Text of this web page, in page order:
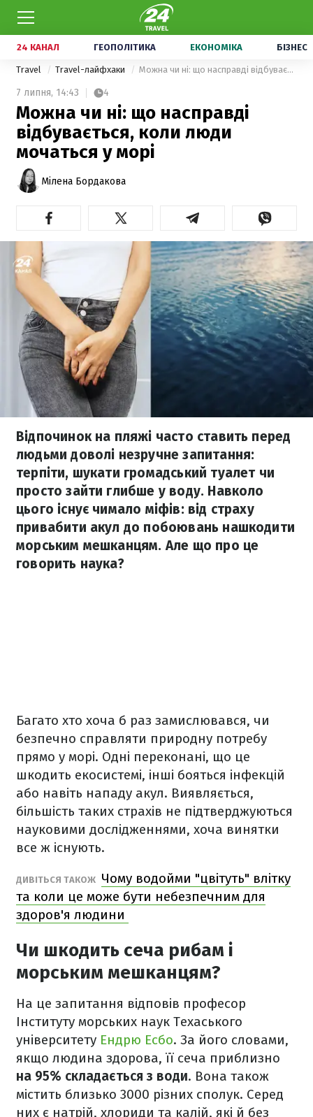
24 КАНАЛ ГЕОПОЛІТИКА ЕКОНОМІКА БІЗНЕС
Travel Travel-лайфхаки Можна чи ні: що насправді відбувається, коли люди мочаться у морі
7 липня, 14:43 4
Можна чи ні: що насправді
відбувається, коли люди
мочаться у морі
Мілена Бордакова
Відпочинок на пляжі часто ставить перед
людьми доволі незручне запитання:
терпіти, шукати громадський туалет чи
просто зайти глибше у воду. Навколо
цього існує чимало міфів: від страху
привабити акул до побоювань нашкодити
морським мешканцям. Але що про це
говорить наука?
Багато хто хоча б раз замислювався, чи
безпечно справляти природну потребу
прямо у морі. Одні переконані, що це
шкодить екосистемі, інші бояться інфекцій
або навіть нападу акул. Виявляється,
більшість таких страхів не підтверджуються
науковими дослідженнями, хоча винятки
все ж існують.
ДИВІТЬСЯ ТАКОЖ Чому водойми "цвітуть" влітку
та коли це може бути небезпечним для
здоров'я людини
Чи шкодить сеча рибам і
морським мешканцям?
На це запитання відповів професор
Інституту морських наук Техаського
університету Ендрю Есбо. За його словами,
якщо людина здорова, її сеча приблизно
на 95% складається з води. Вона також
містить близько 3000 різних сполук. Серед
них є натрій, хлориди та калій, які й без